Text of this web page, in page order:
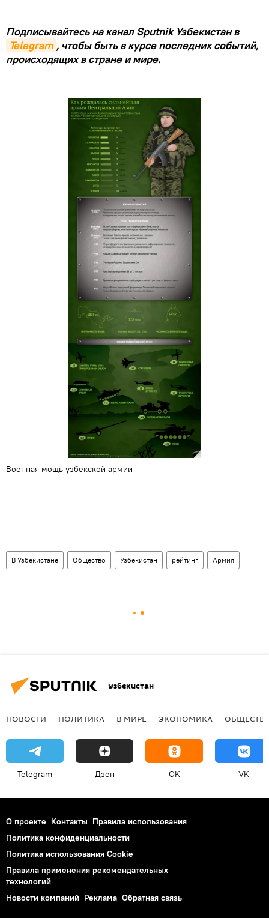
Подписывайтесь на канал Sputnik Узбекистан в
Telegram , чтобы быть в курсе последних событий,
происходящих в стране и мире.
Военная мощь узбекской армии
В Узбекистане Общество Узбекистан рейтинг Армия
Узбекистан
НОВОСТИ ПОЛИТИКА В МИРЕ ЭКОНОМИКА
Telegram Дзен OK VK
О проекте Контакты Правила использования
Политика конфиденциальности
Политика использования Cookie
Правила применения рекомендательных
технологий
Новости компаний Реклама Обратная связь